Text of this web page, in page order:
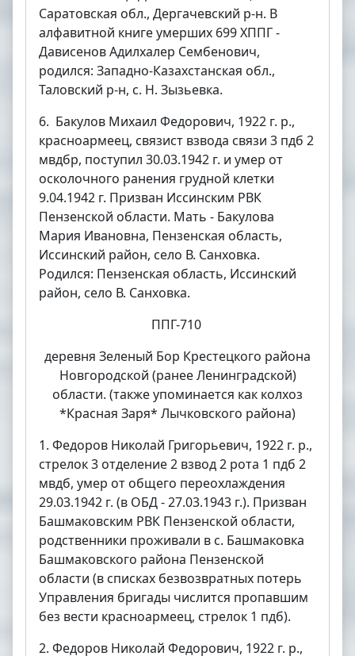
Саратовская обл., Дергачевский р-н. В
алфавитной книге умерших 699 ХППГ -
Дависенов Адилхалер Сембенович,
родился: Западно-Казахстанская обл.,
Таловский р-н, с. Н. Зызьевка.
6. Бакулов Михаил Федорович, 1922 г. р.,
красноармеец, связист взвода связи 3 пдб 2
мвдбр, поступил 30.03.1942 г. и умер от
осколочного ранения грудной клетки
9.04.1942 г. Призван Иссинским РВК
Пензенской области. Мать - Бакулова
Мария Ивановна, Пензенская область,
Иссинский район, село В. Санховка.
Родился: Пензенская область, Иссинский
район, село В. Санховка.
ППГ-710
деревня Зеленый Бор Крестецкого района
Новгородской (ранее Ленинградской)
области. (также упоминается как колхоз
*Красная Заря* Лычковского района)
1. Федоров Николай Григорьевич, 1922 г. р.,
стрелок 3 отделение 2 взвод 2 рота 1 пдб 2
мвдб, умер от общего переохлаждения
29.03.1942 г. (в ОБД - 27.03.1943 г.). Призван
Башмаковским РВК Пензенской области,
родственники проживали в с. Башмаковка
Башмаковского района Пензенской
области (в списках безвозвратных потерь
Управления бригады числится пропавшим
без вести красноармеец, стрелок 1 пдб).
2. Федоров Николай Федорович, 1922 г. р.,